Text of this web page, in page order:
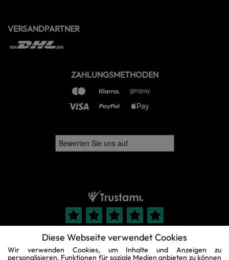
Diese Webseite verwendet Cookies
Wir verwenden Cookies, um Inhalte und Anzeigen zu
personalisieren, Funktionen für soziale Medien anbieten zu können
VERSANDPARTNER
ZAHLUNGSMETHODEN